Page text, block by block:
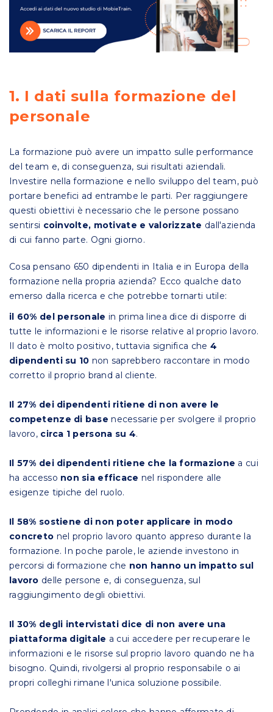
1. I dati sulla formazione del
personale
La formazione può avere un impatto sulle performance
del team e, di conseguenza, sui risultati aziendali.
Investire nella formazione e nello sviluppo del team, può
portare benefici ad entrambe le parti. Per raggiungere
questi obiettivi è necessario che le persone possano
sentirsi coinvolte, motivate e valorizzate dall'azienda
di cui fanno parte. Ogni giorno.
Cosa pensano 650 dipendenti in Italia e in Europa della
formazione nella propria azienda? Ecco qualche dato
emerso dalla ricerca e che potrebbe tornarti utile:
il 60% del personale in prima linea dice di disporre di
tutte le informazioni e le risorse relative al proprio lavoro.
Il dato è molto positivo, tuttavia significa che 4
dipendenti su 10 non saprebbero raccontare in modo
corretto il proprio brand al cliente.
Il 27% dei dipendenti ritiene di non avere le
competenze di base necessarie per svolgere il proprio
lavoro, circa 1 persona su 4.
Il 57% dei dipendenti ritiene che la formazione a cui
ha accesso non sia efficace nel rispondere alle
esigenze tipiche del ruolo.
Il 58% sostiene di non poter applicare in modo
concreto nel proprio lavoro quanto appreso durante la
formazione. In poche parole, le aziende investono in
percorsi di formazione che non hanno un impatto sul
lavoro delle persone e, di conseguenza, sul
raggiungimento degli obiettivi.
Il 30% degli intervistati dice di non avere una
piattaforma digitale a cui accedere per recuperare le
informazioni e le risorse sul proprio lavoro quando ne ha
bisogno. Quindi, rivolgersi al proprio responsabile o ai
propri colleghi rimane l'unica soluzione possibile.